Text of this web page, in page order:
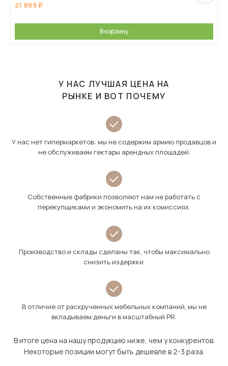
21 899
В корзину
У НАС ЛУЧШАЯ ЦЕНА НА
РЫНКЕ И ВОТ ПОЧЕМУ
У нас нет гипермаркетов: мы не содержим армию продавцов и
не обслуживаем гектары арендных площадей.
Собственные фабрики позволяют нам не работать с
перекупщиками и экономить на их комиссиях.
Производство и склады сделаны так, чтобы максимально
снизить издержки.
В отличие от раскрученных мебельных компаний, мы не
вкладываем деньги в масштабный PR.
В итоге цена на нашу продукцию ниже, чем у конкурентов.
Некоторые позиции могут быть дешевле в 2-3 раза.